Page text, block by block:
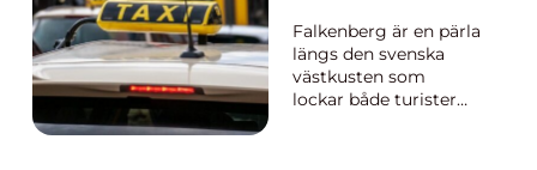
Falkenberg är en pärla
längs den svenska
västkusten som
lockar både turister